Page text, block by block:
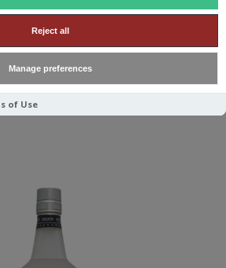
Reject all
Manage preferences
of Use
GODINOT BLANC
52.5°